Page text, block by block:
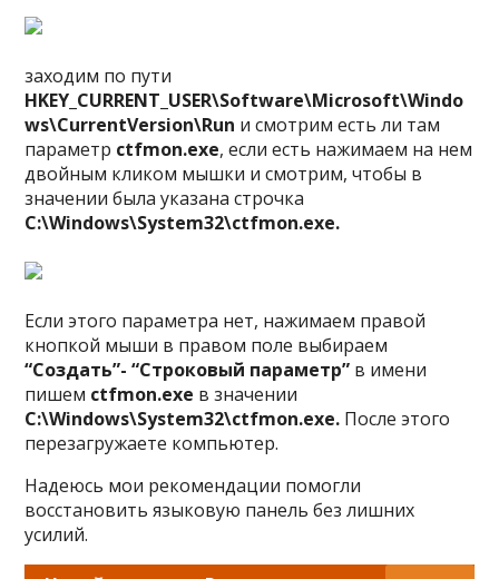
заходим по пути
HKEY_CURRENT_USER\Software\Microsoft\Windo
ws\CurrentVersion\Run и смотрим есть ли там
параметр ctfmon.exe, если есть нажимаем на нем
двойным кликом мышки и смотрим, чтобы в
значении была указана строчка
C:\Windows\System32\ctfmon.exe.
Если этого параметра нет, нажимаем правой
кнопкой мыши в правом поле выбираем
“Создать”- “Строковый параметр” в имени
пишем ctfmon.exe в значении
C:\Windows\System32\ctfmon.exe. После этого
перезагружаете компьютер.
Надеюсь мои рекомендации помогли
восстановить языковую панель без лишних
усилий.